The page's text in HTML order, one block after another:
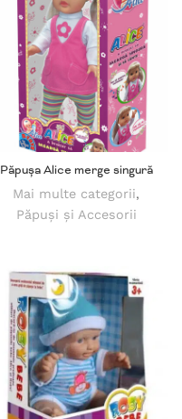
Păpușa Alice merge singură
Mai multe categorii,
Păpuși și Accesorii